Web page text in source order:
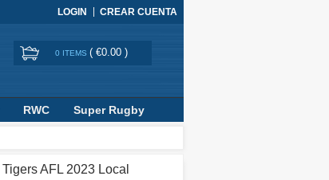
LOGIN CREAR CUENTA
0 ITEMS ( €0.00 )
RWC
Super Rugby
AFL 2023 Local